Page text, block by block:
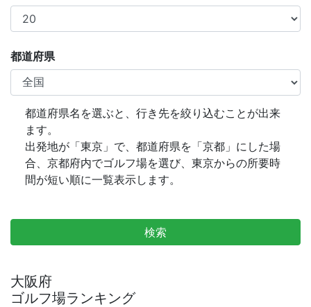
都道府県
都道府県名を選ぶと、行き先を絞り込むことが出来
ます。
出発地が「東京」で、都道府県を「京都」にした場
合、京都府内でゴルフ場を選び、東京からの所要時
間が短い順に一覧表示します。
検索
大阪府
ゴルフ場ランキング